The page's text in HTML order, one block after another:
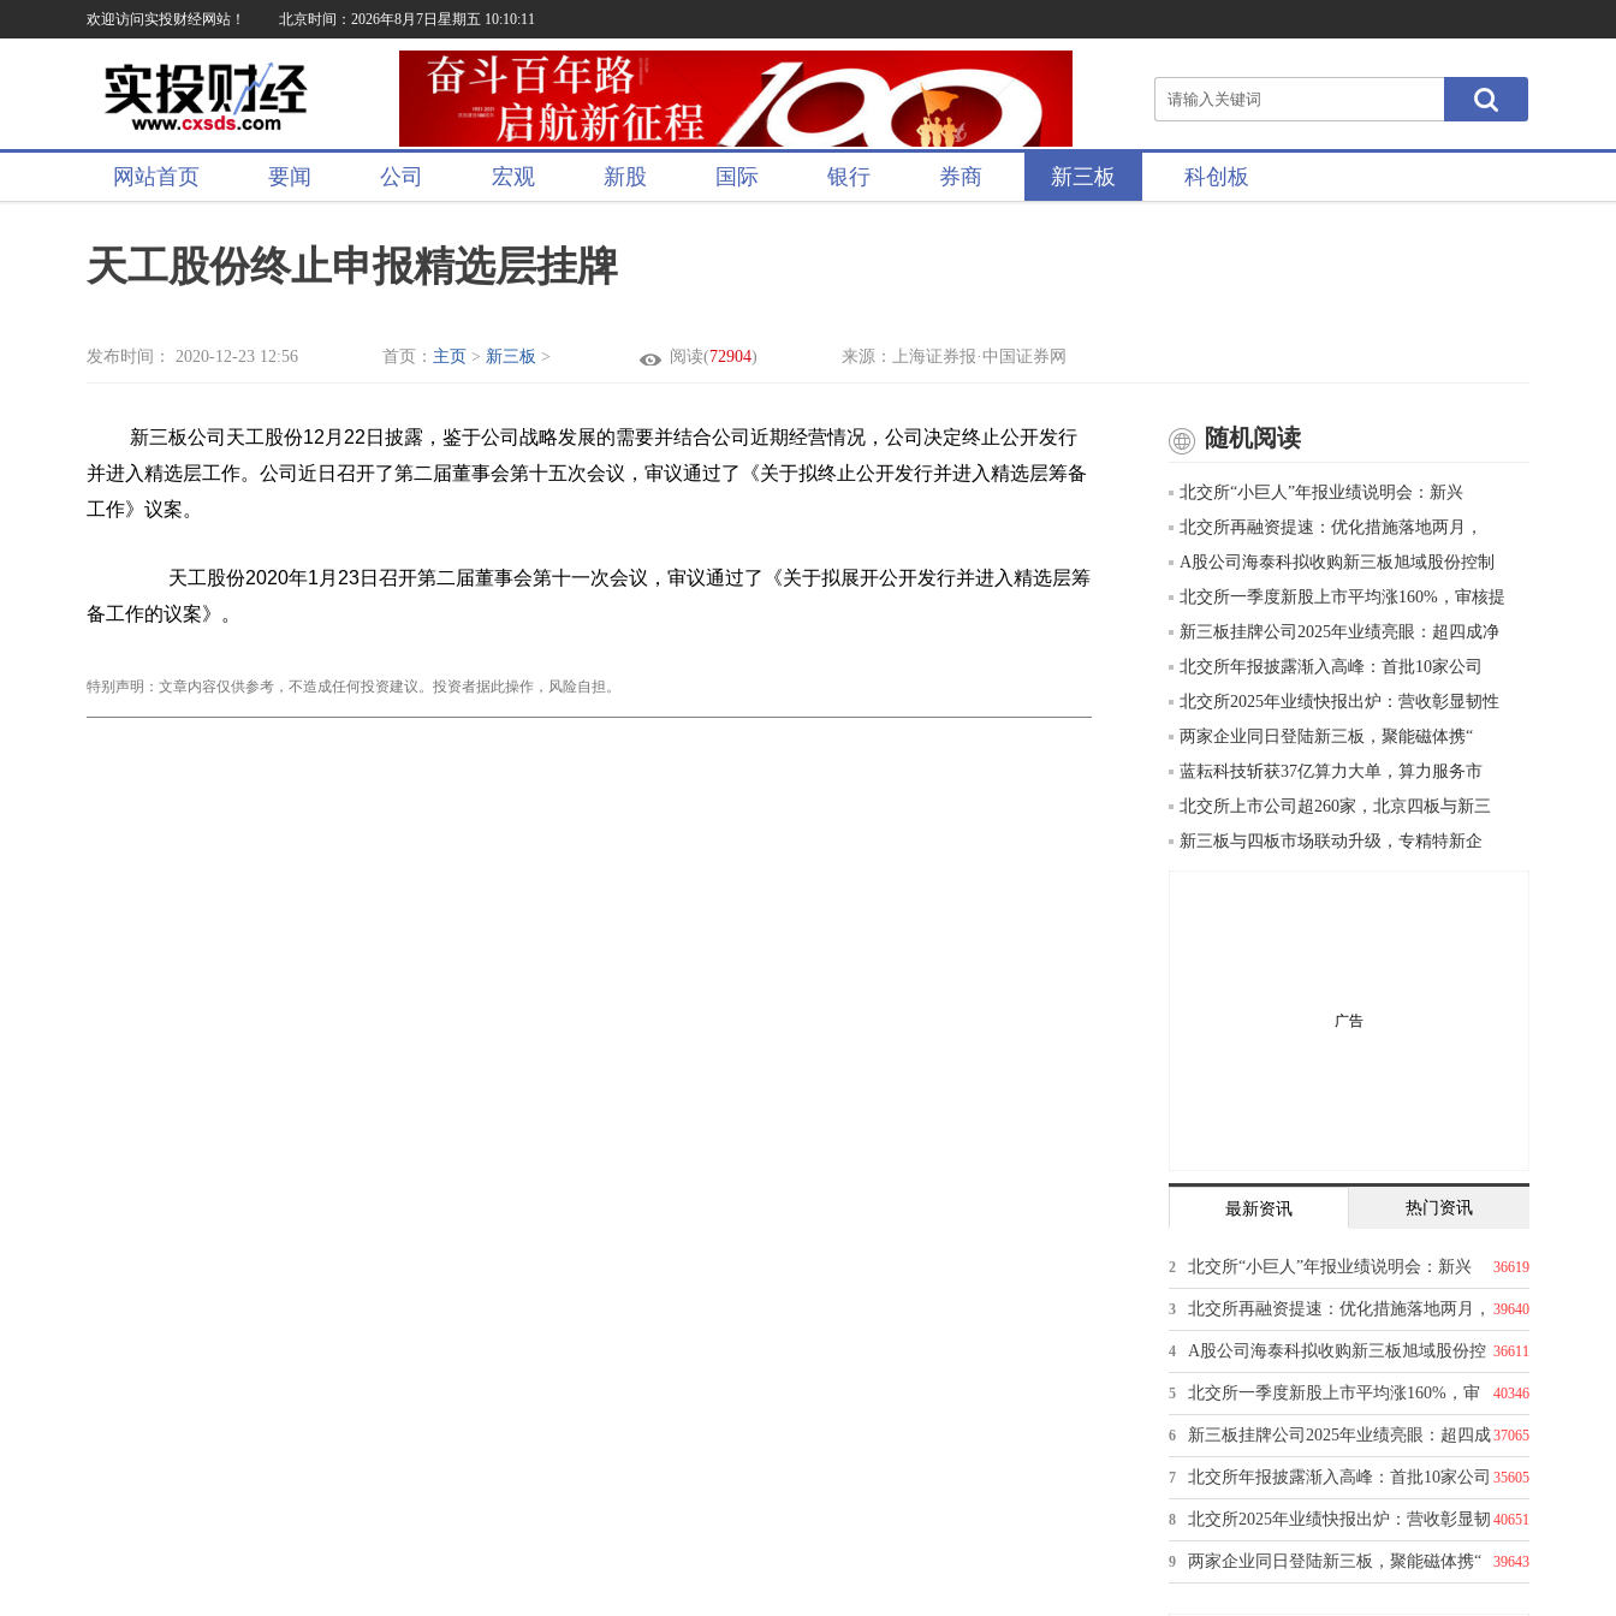
欢迎访问实投财经网站！ 北京时间：2026年8月7日星期五 10:10:12
网站首页 要闻 公司 宏观 新股 国际 银行 券商 新三板 科创板
天工股份终止申报精选层挂牌
发布时间： 2020-12-23 12:56 首页： 主页 > 新三板 > 阅读(72904) 来源：上海证券报·中国证券网
新三板公司天工股份12月22日披露，鉴于公司战略发展的需要并结合公司近期经营情况，公司决定终止公开发行
并进入精选层工作。公司近日召开了第二届董事会第十五次会议，审议通过了《关于拟终止公开发行并进入精选层筹备
工作》议案。
天工股份2020年1月23日召开第二届董事会第十一次会议，审议通过了《关于拟展开公开发行并进入精选层筹
备工作的议案》。
特别声明：文章内容仅供参考，不造成任何投资建议。投资者据此操作，风险自担。
随机阅读
北交所“小巨人”年报业绩说明会：新兴
北交所再融资提速：优化措施落地两月，
A股公司海泰科拟收购新三板旭域股份控制
北交所一季度新股上市平均涨160%，审核提
新三板挂牌公司2025年业绩亮眼：超四成净
北交所年报披露渐入高峰：首批10家公司
北交所2025年业绩快报出炉：营收彰显韧性
两家企业同日登陆新三板，聚能磁体携“
蓝耘科技斩获37亿算力大单，算力服务市
北交所上市公司超260家，北京四板与新三
新三板与四板市场联动升级，专精特新企
广告
最新资讯 热门资讯
2 36619
北交所“小巨人”年报业绩说明会：新兴
3 39640
北交所再融资提速：优化措施落地两月，
4 36611
A股公司海泰科拟收购新三板旭域股份控
制
5 40346
北交所一季度新股上市平均涨160%，审
核提
6 37065
新三板挂牌公司2025年业绩亮眼：超四成
净
7 35605
北交所年报披露渐入高峰：首批10家公司
8 40651
北交所2025年业绩快报出炉：营收彰显韧
性
9 39643
两家企业同日登陆新三板，聚能磁体携“